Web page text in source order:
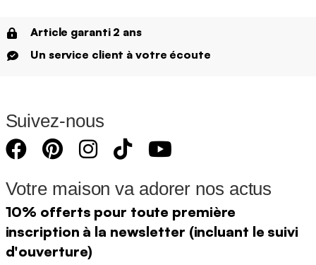
Article garanti 2 ans
Un service client à votre écoute
Suivez-nous
Votre maison va adorer nos actus
10% offerts pour toute première
inscription à la newsletter (incluant le suivi
d'ouverture)